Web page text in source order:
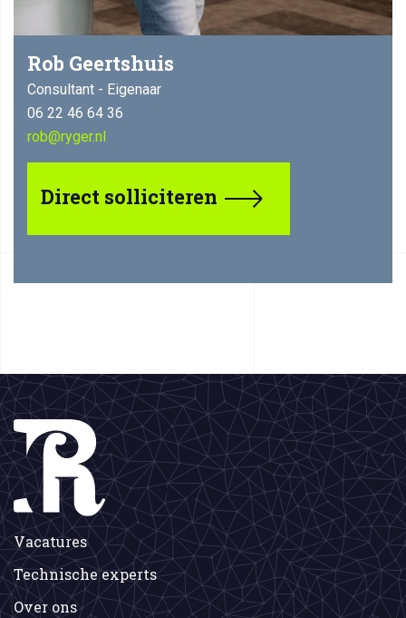
Rob Geertshuis
Consultant - Eigenaar
06 22 46 64 36
rob@ryger.nl
Direct solliciteren
Vacatures
Technische experts
Over ons